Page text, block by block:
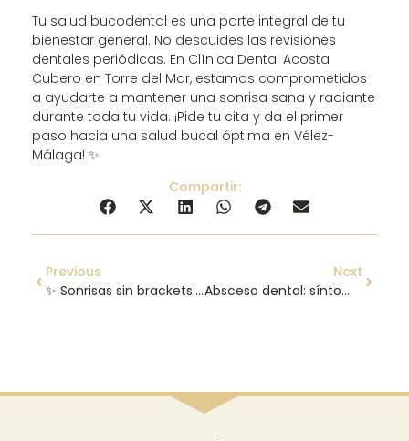
Tu salud bucodental es una parte integral de tu
bienestar general. No descuides las revisiones
dentales periódicas. En Clínica Dental Acosta
Cubero en Torre del Mar, estamos comprometidos
a ayudarte a mantener una sonrisa sana y radiante
durante toda tu vida. ¡Pide tu cita y da el primer
paso hacia una salud bucal óptima en Vélez-
Málaga! ✨
Compartir:
Previous
✨ Sonrisas sin brackets: Descubre la Ortodoncia Invisible para adultos en Vélez-Málaga ✨
Next
Absceso dental: síntomas y cómo prevenirlo